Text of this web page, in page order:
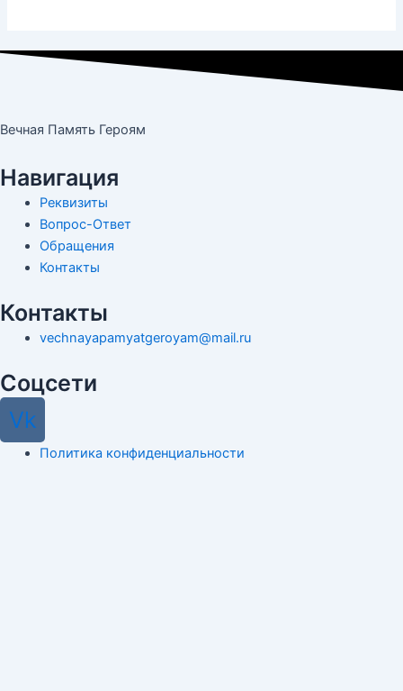
Вечная Память Героям
Навигация
Реквизиты
Вопрос-Ответ
Обращения
Контакты
Контакты
vechnayapamyatgeroyam@mail.ru
Соцсети
Vk
Политика конфиденциальности